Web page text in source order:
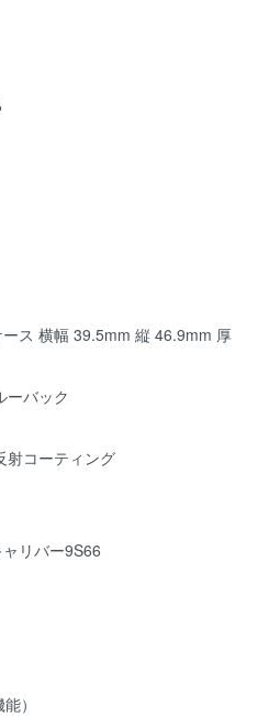
ス 横幅 39.5mm 縦 46.9mm 厚
ーバック
射コーティング
リバー9S66
）